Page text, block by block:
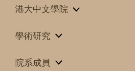
港大中文學院
學術研究
院系成員